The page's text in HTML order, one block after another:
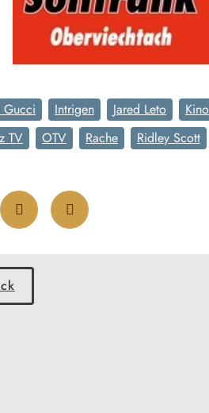
Gucci Intrigen Jared Leto Kino
TV OTV Rache Ridley Scott